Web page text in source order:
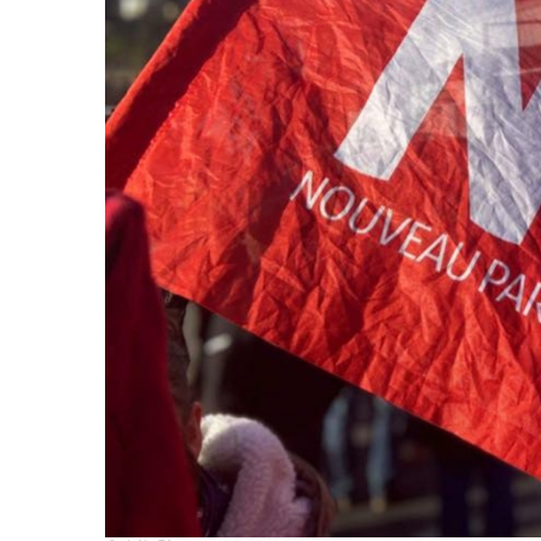
2011
Université
d’été
2012
Université
d’été
2013
Université
d’été
2014
Université
d’été
2015
Université
d’été
2016
Université
d’été
2017
Université
Université
Université
Université